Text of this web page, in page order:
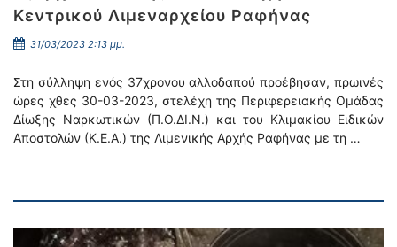
Κεντρικού Λιμεναρχείου Ραφήνας
31/03/2023 2:13 μμ.
Στη σύλληψη ενός 37χρονου αλλοδαπού προέβησαν, πρωινές
ώρες χθες 30-03-2023, στελέχη της Περιφερειακής Ομάδας
Δίωξης Ναρκωτικών (Π.Ο.ΔΙ.Ν.) και του Κλιμακίου Ειδικών
Αποστολών (Κ.Ε.Α.) της Λιμενικής Αρχής Ραφήνας με τη …